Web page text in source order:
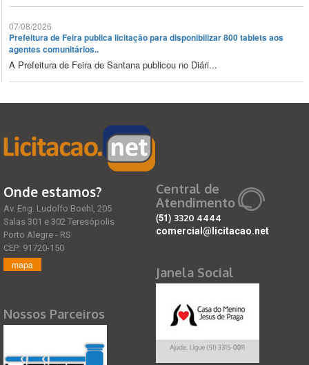
07/08/2026
Prefeitura de Feira publica licitação para disponibilizar 800 tablets aos
agentes comunitários..
A Prefeitura de Feira de Santana publicou no Diári...
Onde estamos?
Av. Eng. Ludolfo Boehl, 205
Salas 301 e 302 Teresópolis
Porto Alegre - RS
CEP: 91720-150
mapa
Nossos Parceiros
Central de
Atendimento
(51) 3320 4444
comercial@licitacao.net
Janela Social